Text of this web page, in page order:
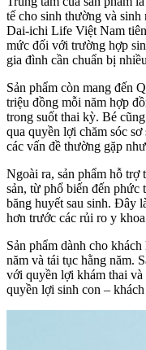
tế cho sinh thường và
Dai-ichi Life Việt Nam
mức đối với trường hợp
gia đình cần chuẩn bị
Sản phẩm còn mang đến
triệu đồng mỗi năm hợp
trong suốt thai kỳ. Bé
qua quyền lợi chăm sóc
các vấn đề thường gặp
Ngoài ra, sản phẩm hỗ trợ
sản, từ phổ biến đến phức
băng huyết sau sinh. Đây
hơn trước các rủi ro y
Sản phẩm dành cho
năm và tái tục hằng năm.
với quyền lợi khám thai
quyền lợi sinh con –